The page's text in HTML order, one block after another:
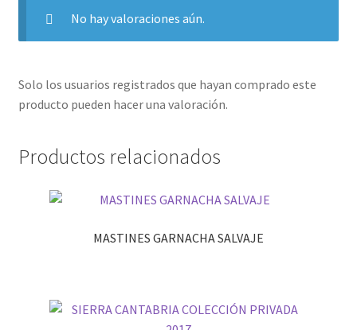
No hay valoraciones aún.
Solo los usuarios registrados que hayan comprado este
producto pueden hacer una valoración.
Productos relacionados
MASTINES GARNACHA SALVAJE